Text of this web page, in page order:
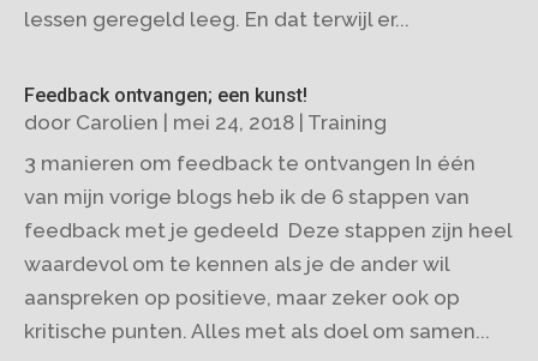
lessen geregeld leeg. En dat terwijl er...
Feedback ontvangen; een kunst!
door Carolien mei 24, 2018 Training
3 manieren om feedback te ontvangen In één
van mijn vorige blogs heb ik de 6 stappen van
feedback met je gedeeld Deze stappen zijn heel
waardevol om te kennen als je de ander wil
aanspreken op positieve, maar zeker ook op
kritische punten. Alles met als doel om samen...